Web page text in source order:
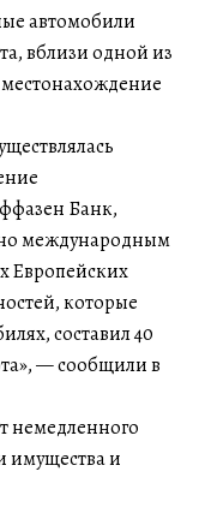
автомобили
вблизи одной из
Банк,
международным
Европейских
которые
составил 40
— сообщили в
немедленного
имущества и